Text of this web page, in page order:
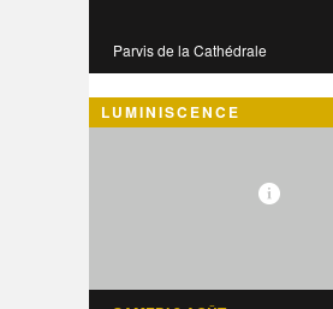
Parvis de la Cathédrale
LUMINISCENCE